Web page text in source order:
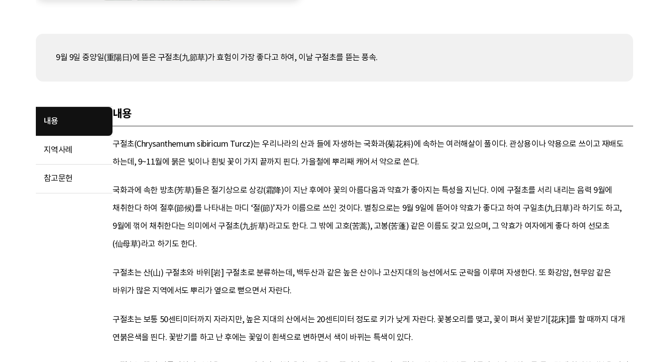
9월 9일 중양일(重陽日)에 뜯은 구절초(九節草)가 효험이 가장 좋다고 하여, 이날 구절초를 뜯는 풍속.
내용
지역사례
참고문헌
내용
구절초(Chrysanthemum sibiricum Turcz)는 우리나라의 산과 들에 자생하는 국화과(菊花科)에 속하는 여러해살이 풀이다. 관상용이나 약용으로 쓰이고 재배도
하는데, 9~11월에 붉은 빛이나 흰빛 꽃이 가지 끝까지 핀다. 가을철에 뿌리째 캐어서 약으로 쓴다.
국화과에 속한 방초(芳草)들은 절기상으로 상강(霜降)이 지난 후에야 꽃의 아름다움과 약효가 좋아지는 특성을 지닌다. 이에 구절초를 서리 내리는 음력 9월에
채취한다 하여 절후(節候)를 나타내는 마디 ‘절(節)’자가 이름으로 쓰인 것이다. 별칭으로는 9월 9일에 뜯어야 약효가 좋다고 하여 구일초(九日草)라 하기도 하고,
9월에 꺾어 채취한다는 의미에서 구절초(九折草)라고도 한다. 그 밖에 고호(苦蒿), 고봉(苦蓬) 같은 이름도 갖고 있으며, 그 약효가 여자에게 좋다 하여 선모초
(仙母草)라고 하기도 한다.
구절초는 산(山) 구절초와 바위[岩] 구절초로 분류하는데, 백두산과 같은 높은 산이나 고산지대의 능선에서도 군락을 이루며 자생한다. 또 화강암, 현무암 같은
바위가 많은 지역에서도 뿌리가 옆으로 뻗으면서 자란다.
구절초는 보통 50센티미터까지 자라지만, 높은 지대의 산에서는 20센티미터 정도로 키가 낮게 자란다. 꽃봉오리를 맺고, 꽃이 펴서 꽃받기[花床]를 할 때까지 대개
연붉은색을 띈다. 꽃받기를 하고 난 후에는 꽃잎이 흰색으로 변하면서 색이 바뀌는 특색이 있다.